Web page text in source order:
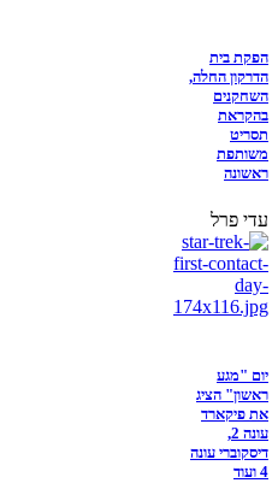
הפקת בית
הדרקון החלה,
השחקנים
בהקראת
תסריט
משותפת
ראשונה
עדי פרל
יום "מגע
ראשון" הציג
את פיקארד
עונה 2,
דיסקוברי עונה
4 ועוד